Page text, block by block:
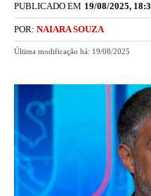
PUBLICADO EM 19/08/2025,
POR: NAIARA SOUZA
Última modificação há: 19/08/2025